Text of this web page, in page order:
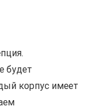
будет
корпус имеет